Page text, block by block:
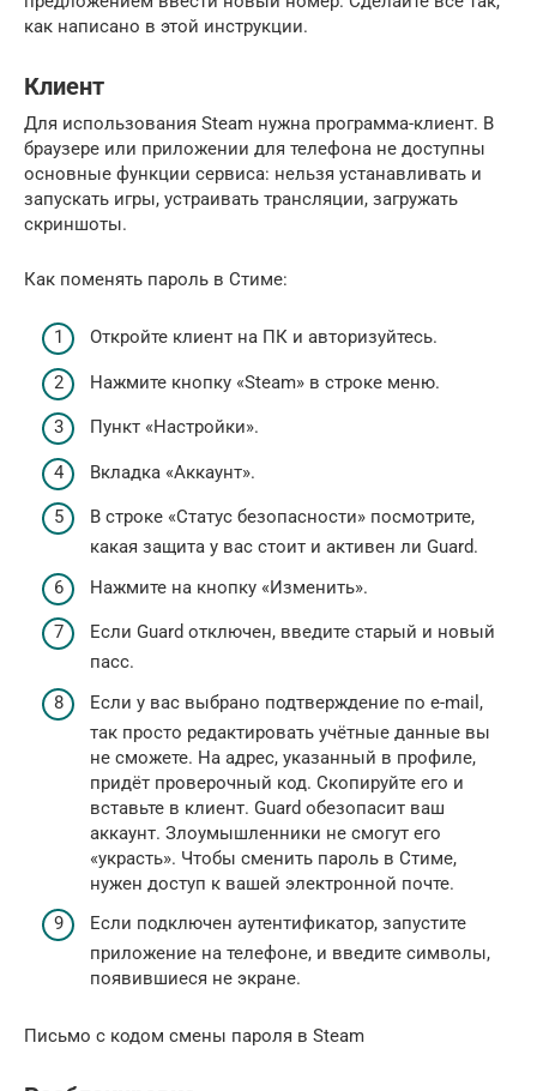
как написано в этой инструкции.
Клиент
Для использования Steam нужна программа-клиент. В
браузере или приложении для телефона не доступны
основные функции сервиса: нельзя устанавливать и
запускать игры, устраивать трансляции, загружать
скриншоты.
Как поменять пароль в Стиме:
Откройте клиент на ПК и авторизуйтесь.
Нажмите кнопку «Steam» в строке меню.
Пункт «Настройки».
Вкладка «Аккаунт».
В строке «Статус безопасности» посмотрите,
какая защита у вас стоит и активен ли Guard.
Нажмите на кнопку «Изменить».
Если Guard отключен, введите старый и новый
пасс.
Если у вас выбрано подтверждение по e-mail,
так просто редактировать учётные данные вы
не сможете. На адрес, указанный в профиле,
придёт проверочный код. Скопируйте его и
вставьте в клиент. Guard обезопасит ваш
аккаунт. Злоумышленники не смогут его
«украсть». Чтобы сменить пароль в Стиме,
нужен доступ к вашей электронной почте.
Если подключен аутентификатор, запустите
приложение на телефоне, и введите символы,
появившиеся не экране.
Письмо с кодом смены пароля в Steam